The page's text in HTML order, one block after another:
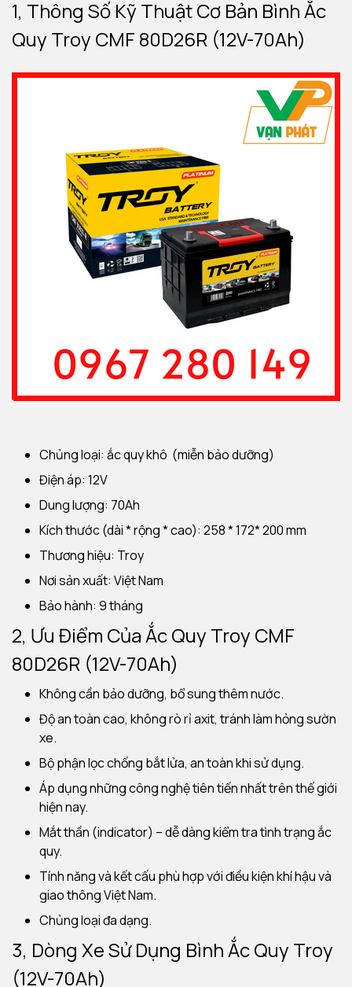
1, Thông Số Kỹ Thuật Cơ Bản Bình Ắc
Quy Troy CMF 80D26R (12V-70Ah)
Chủng loại: ắc quy khô (miễn bảo dưỡng)
Điện áp: 12V
Dung lượng: 70Ah
Kích thước (dài * rộng * cao): 258 * 172* 200 mm
Thương hiệu: Troy
Nơi sản xuất: Việt Nam
Bảo hành: 9 tháng
2, Ưu Điểm Của Ắc Quy Troy CMF
80D26R (12V-70Ah)
Không cần bảo dưỡng, bổ sung thêm nước.
Độ an toàn cao, không rò rỉ axit, tránh làm hỏng sườn
xe.
Bộ phận lọc chống bắt lửa, an toàn khi sử dụng.
Áp dụng những công nghệ tiên tiến nhất trên thế giới
hiện nay.
Mắt thần (indicator) – dễ dàng kiểm tra tình trạng ắc
quy.
Tính năng và kết cấu phù hợp với điều kiện khí hậu và
giao thông Việt Nam.
Chủng loại đa dạng.
3, Dòng Xe Sử Dụng Bình Ắc Quy Troy
(12V-70Ah)